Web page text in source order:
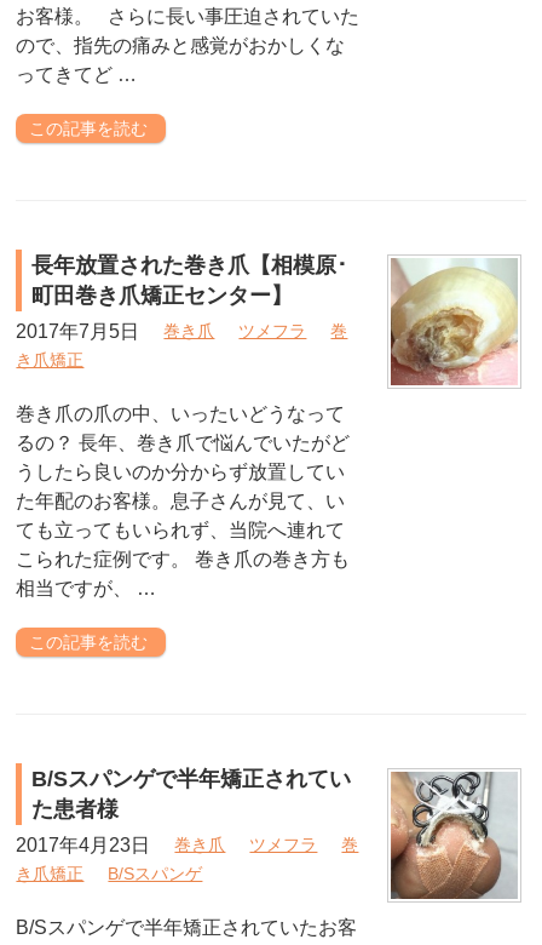
お客様。 さらに長い事圧迫されていた
ので、指先の痛みと感覚がおかしくな
ってきてど …
この記事を読む
長年放置された巻き爪【相模原･
町田巻き爪矯正センター】
2017年7月5日 巻き爪 ツメフラ
巻
き爪矯正
巻き爪の爪の中、いったいどうなって
るの？ 長年、巻き爪で悩んでいたがど
うしたら良いのか分からず放置してい
た年配のお客様。息子さんが見て、い
ても立ってもいられず、当院へ連れて
こられた症例です。 巻き爪の巻き方も
相当ですが、 …
この記事を読む
B/Sスパンゲで半年矯正されてい
た患者様
2017年4月23日 巻き爪 ツメフラ
巻
き爪矯正
B/Sスパンゲ
B/Sスパンゲで半年矯正されていたお客